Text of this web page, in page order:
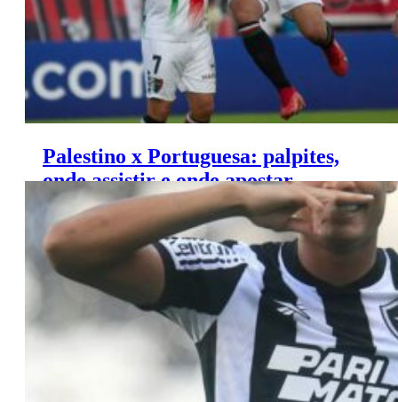
Palestino x Portuguesa: palpites,
onde assistir e onde apostar –
Copa Libertadores (27/02)